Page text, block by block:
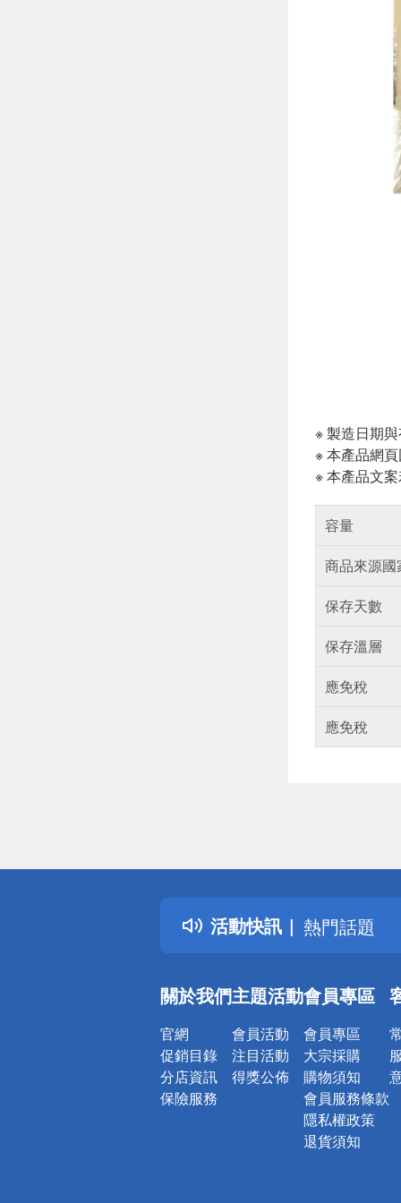
※ 製造日期
※ 本產品網
※ 本產品文
容量
商品來源國
保存天數
保存溫層
應免稅
應免稅
活動快訊
詐騙網頁！
得獎公告
熱門話題
銀行優惠
詐騙網頁！
關於我們
官網
促銷目錄
分店資訊
保險服務
主題活動
會員活動
注目活動
得獎公佈
會員專區
會員專區
大宗採購
購物須知
會員服務條款
隱私權政策
退貨須知